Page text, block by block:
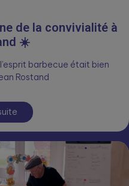
de la convivialité à
☀️
barbecue était bien
Rostand